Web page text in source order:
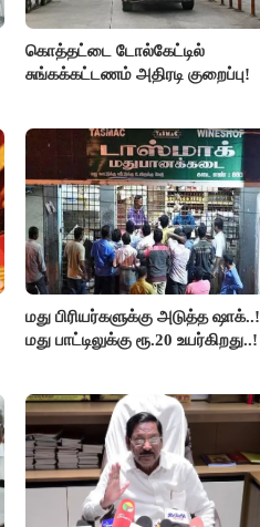
கொத்தட்டை டோல்கேட்டில்
சுங்கக்கட்டணம் அதிரடி குறைப்பு!
மது பிரியர்களுக்கு அடுத்த ஷாக்..!
மது பாட்டிலுக்கு ரூ.20 உயர்கிறது..!